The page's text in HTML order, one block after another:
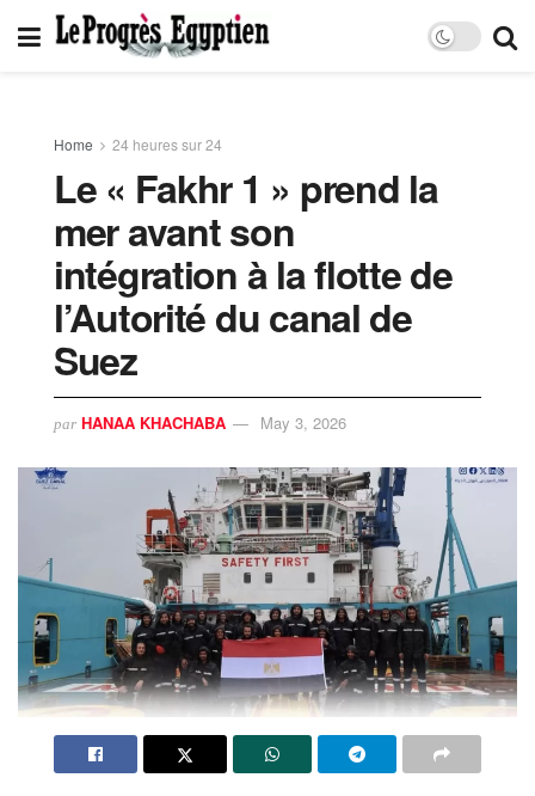
Home 24 heures sur 24
Le « Fakhr 1 » prend la
mer avant son
intégration à la flotte de
l’Autorité du canal de
Suez
par HANAA KHACHABA May 3, 2026